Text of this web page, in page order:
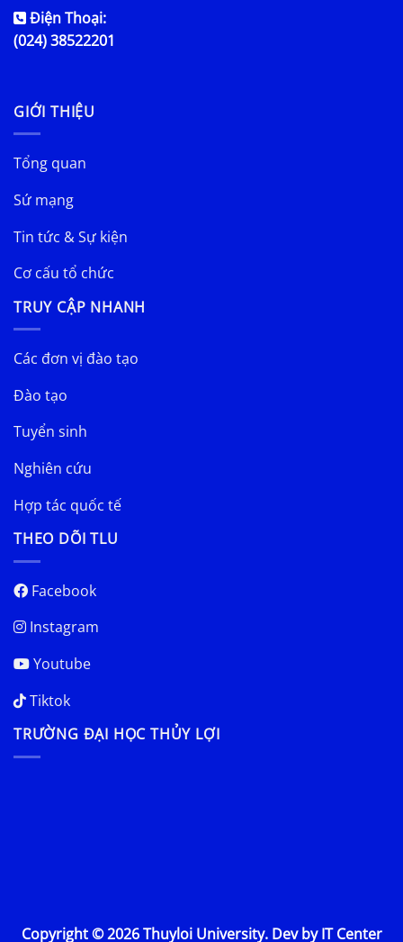
Điện Thoại:
(024) 38522201
GIỚI THIỆU
Tổng quan
Sứ mạng
Tin tức & Sự kiện
Cơ cấu tổ chức
TRUY CẬP NHANH
Các đơn vị đào tạo
Đào tạo
Tuyển sinh
Nghiên cứu
Hợp tác quốc tế
THEO DÕI TLU
Facebook
Instagram
Youtube
Tiktok
TRƯỜNG ĐẠI HỌC THỦY LỢI
Copyright © 2026 Thuyloi University. Dev by IT Center